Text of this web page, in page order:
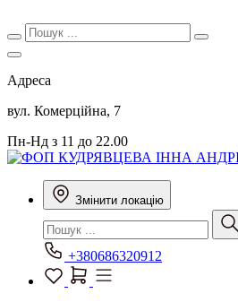
Адреса
вул. Комерційна, 7
Пн-Нд з 11 до 22.00
Змінити локацію
+380686320912